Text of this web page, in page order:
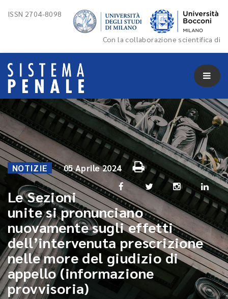
ISSN 2704-8098
Con la collaborazione scientifica di
NOTIZIE 05 Aprile 2024
Le Sezioni
unite si pronunciano
nuovamente sugli effetti
dell’intervenuta prescrizione
nelle more del giudizio di
appello (informazione
provvisoria)